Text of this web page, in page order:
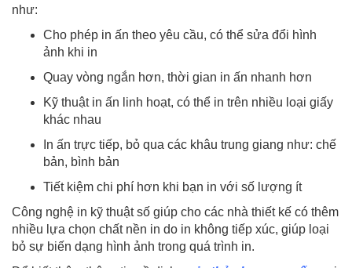
như:
Cho phép in ấn theo yêu cầu, có thể sửa đổi hình
ảnh khi in
Quay vòng ngắn hơn, thời gian in ấn nhanh hơn
Kỹ thuật in ấn linh hoạt, có thể in trên nhiều loại giấy
khác nhau
In ấn trực tiếp, bỏ qua các khâu trung giang như: chế
bản, bình bản
Tiết kiệm chi phí hơn khi bạn in với số lượng ít
Công nghệ in kỹ thuật số giúp cho các nhà thiết kế có thêm
nhiều lựa chọn chất nền in do in không tiếp xúc, giúp loại
bỏ sự biến dạng hình ảnh trong quá trình in.